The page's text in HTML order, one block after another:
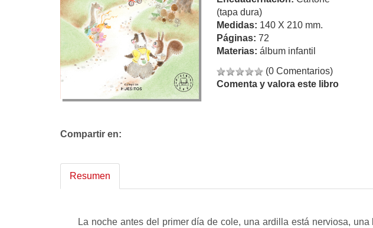
(tapa dura)
Medidas: 140 X 210 mm.
Páginas: 72
Materias: álbum infantil
(0 Comentarios)
Comenta y valora este libro
Compartir en:
Resumen
La noche antes del primer día de cole, una ardilla está nerviosa,